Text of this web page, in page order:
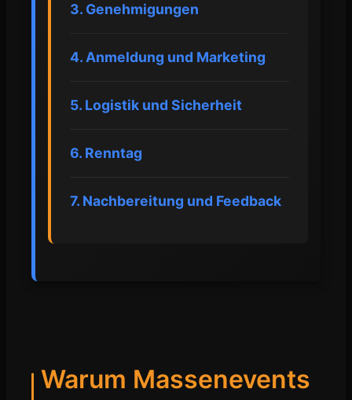
3. Genehmigungen
4. Anmeldung und Marketing
5. Logistik und Sicherheit
6. Renntag
7. Nachbereitung und Feedback
Warum Massenevents